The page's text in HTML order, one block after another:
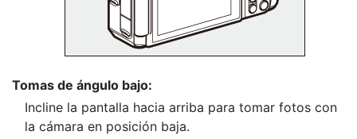
Tomas de ángulo bajo:
Incline la pantalla hacia arriba para tomar fotos con
la cámara en posición baja.